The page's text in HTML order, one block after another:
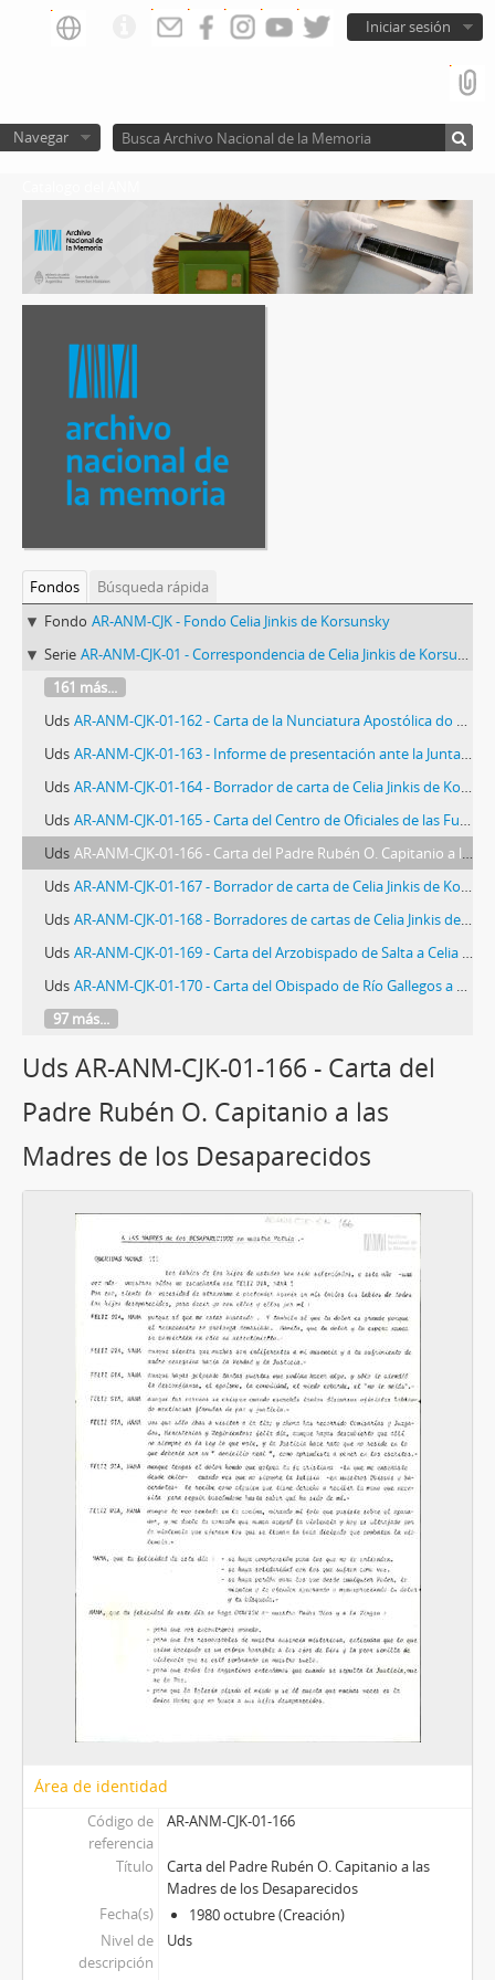
Iniciar sesión
Navegar
Fondos
Búsqueda rápida
Fondo AR-ANM-CJK - Fondo Celia Jinkis de Korsunsky
Serie AR-ANM-CJK-01 - Correspondencia de Celia Jinkis de Korsunsky
161 más...
Uds AR-ANM-CJK-01-162 - Carta de la Nunciatura Apostólica do Brasil a Celia Jinkis de Korsunsky
Uds AR-ANM-CJK-01-163 - Informe de presentación ante la Junta Militar
Uds AR-ANM-CJK-01-164 - Borrador de carta de Celia Jinkis de Korsunsky a la Academia Nacional de Medicina y al Presidente del Consejo Federal de Entidades Médicas Colegaidas (COMFECO)
Uds AR-ANM-CJK-01-165 - Carta del Centro de Oficiales de las Fuerzas Armadas a Celia Jinkis de Korsunsky
Uds AR-ANM-CJK-01-166 - Carta del Padre Rubén O. Capitanio a las Madres de los Desaparecidos
Uds AR-ANM-CJK-01-167 - Borrador de carta de Celia Jinkis de Korsunsky a Monseñor Mario José Serra
Uds AR-ANM-CJK-01-168 - Borradores de cartas de Celia Jinkis de Korsunsky a los Monseñores Vicente Faustino Zazpe y José M. Pérez
Uds AR-ANM-CJK-01-169 - Carta del Arzobispado de Salta a Celia Jinkis de Korsunsky
Uds AR-ANM-CJK-01-170 - Carta del Obispado de Río Gallegos a Celia Jinkis de Korsunsky
97 más...
Uds AR-ANM-CJK-01-166 - Carta del
Padre Rubén O. Capitanio a las
Madres de los Desaparecidos
Área de identidad
Código de
referencia
AR-ANM-CJK-01-166
Título
Carta del Padre Rubén O. Capitanio a las
Madres de los Desaparecidos
Fecha(s)
1980 octubre (Creación)
Nivel de
descripción
Uds